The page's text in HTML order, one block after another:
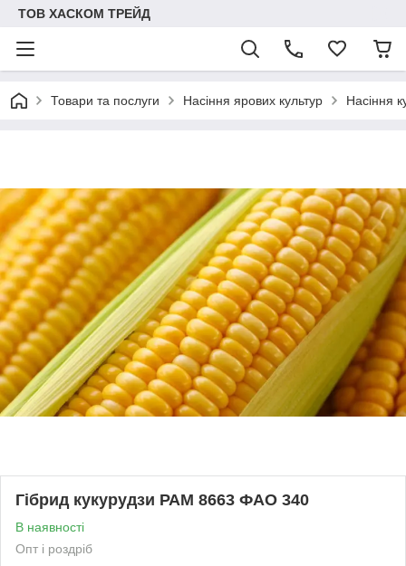
ТОВ ХАСКОМ ТРЕЙД
Товари та послуги Насіння ярових культур Насіння
Гібрид кукурудзи РАМ 8663 ФАО 340
В наявності
Опт і роздріб